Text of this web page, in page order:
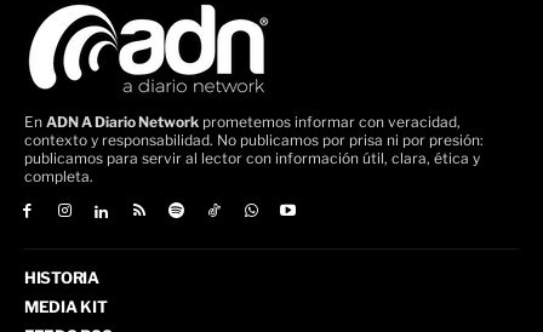
En ADN A Diario Network prometemos informar con veracidad,
contexto y responsabilidad. No publicamos por prisa ni por presión:
publicamos para servir al lector con información útil, clara, ética y
completa.
HISTORIA
MEDIA KIT